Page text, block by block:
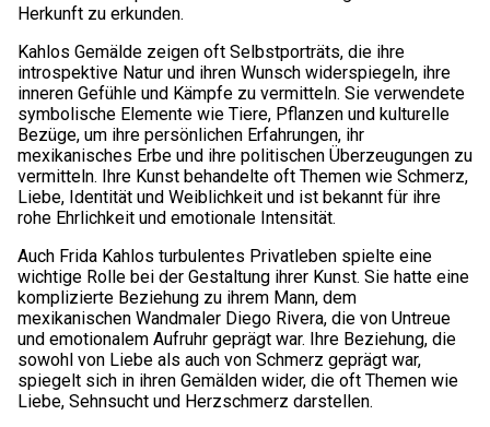
Herkunft zu erkunden.
Kahlos Gemälde zeigen oft Selbstporträts, die ihre
introspektive Natur und ihren Wunsch widerspiegeln, ihre
inneren Gefühle und Kämpfe zu vermitteln. Sie verwendete
symbolische Elemente wie Tiere, Pflanzen und kulturelle
Bezüge, um ihre persönlichen Erfahrungen, ihr
mexikanisches Erbe und ihre politischen Überzeugungen zu
vermitteln. Ihre Kunst behandelte oft Themen wie Schmerz,
Liebe, Identität und Weiblichkeit und ist bekannt für ihre
rohe Ehrlichkeit und emotionale Intensität.
Auch Frida Kahlos turbulentes Privatleben spielte eine
wichtige Rolle bei der Gestaltung ihrer Kunst. Sie hatte eine
komplizierte Beziehung zu ihrem Mann, dem
mexikanischen Wandmaler Diego Rivera, die von Untreue
und emotionalem Aufruhr geprägt war. Ihre Beziehung, die
sowohl von Liebe als auch von Schmerz geprägt war,
spiegelt sich in ihren Gemälden wider, die oft Themen wie
Liebe, Sehnsucht und Herzschmerz darstellen.